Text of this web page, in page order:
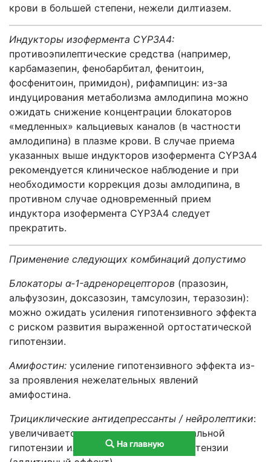
крови в большей степени, нежели дилтиазем.
Индукторы изофермента CYP3A4:
противоэпилептические средства (например,
карбамазепин, фенобарбитал, фенитоин,
фосфенитоин, примидон), рифампицин: из-за
индуцирования метаболизма амлодипина можно
ожидать снижение концентрации блокаторов
«медленных» кальциевых каналов (в частности
амлодипина) в плазме крови. В случае приема
указанных выше индукторов изофермента CYP3A4
рекомендуется клиническое наблюдение и при
необходимости коррекция дозы амлодипина, в
противном случае одновременный прием
индуктора изофермента CYP3A4 следует
прекратить.
Применение следующих комбинаций допустимо
Блокаторы α-1-адренорецепторов (празозин,
альфузозин, доксазозин, тамсулозин, теразозин):
можно ожидать усиления гипотензивного эффекта
с риском развития выраженной ортостатической
гипотензии.
Амифостин: усиление гипотензивного эффекта из-
за проявления нежелательных явлений
амифостина.
Трициклические антидепрессанты / нейролептики:
увеличивается риск развития артериальной
гипотензии или ортостатической гипотензии
На главную